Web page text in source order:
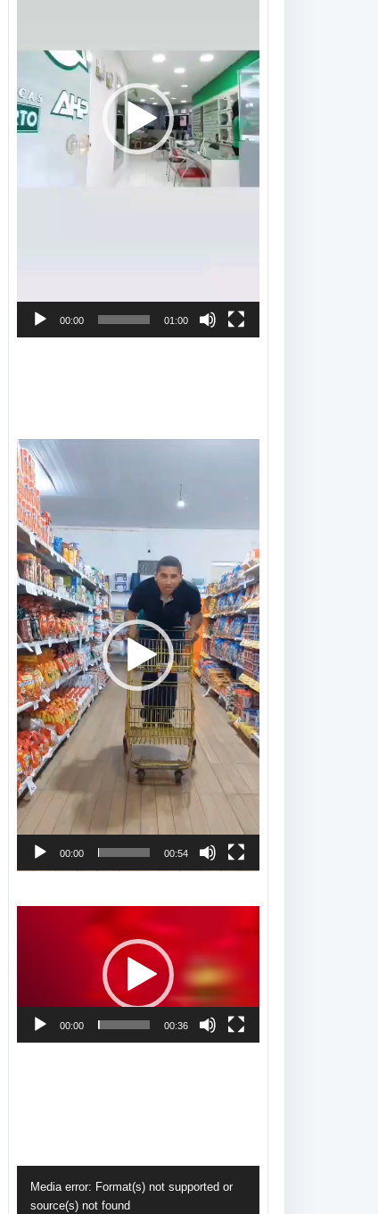
00:00 01:00
Tocador
de
vídeo
00:00 00:54
00:00 00:36
de
Media error: Format(s) not supported or
source(s) not found